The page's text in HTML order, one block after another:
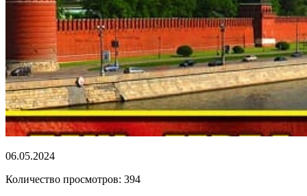
06.05.2024
Количество просмотров: 394